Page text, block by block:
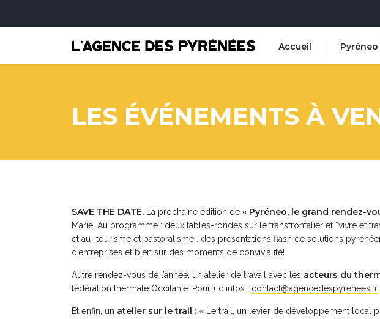
Accueil
LES ÉVÉNEMENTS À
SAVE THE DATE. La prochaine édition de « Pyréneo, le grand rendez-
Marie. Au programme : deux tables-rondes sur le transfrontalier et “vivre et
et au “tourisme et pastoralisme”, des présentations flash de solutions
d’entreprises et bien sûr des moments de convivialité!
Autre rendez-vous de l’année, un atelier de travail avec les acteurs du
fédération thermale Occitanie. Pour + d’infos : contact@agencedespyrenees.fr
Et enfin, un atelier sur le trail : « Le trail, un levier de développement local